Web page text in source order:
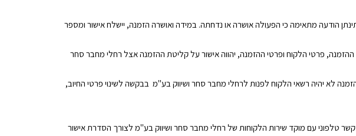
הודעה מתאימה כי הפעולה אושרה או נדחתה. במידה ואושרה הזמנה, יישלח אישור ומספר
פרטי הלקוח ופרטי ההזמנה, יהווה אישור על קליטת ההזמנה אצל רחלי מחבר סחר
לא יהיה רשאי הלקוח לפנות לרחלי מחבר סחר ושיווק בע"מ בבקשה לשינוי פרטי החיוב,
טלפוני עם מוקד שירות הלקוחות של רחלי מחבר סחר ושיווק בע"מ לצורך הסדרת אישור